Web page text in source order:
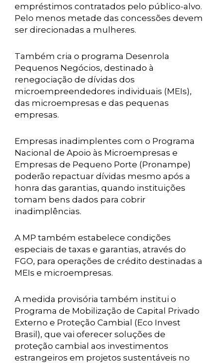
empréstimos contratados pelo público-alvo.
Pelo menos metade das concessões devem
ser direcionadas a mulheres.
Também cria o programa Desenrola
Pequenos Negócios, destinado à
renegociação de dívidas dos
microempreendedores individuais (MEIs),
das microempresas e das pequenas
empresas.
Empresas inadimplentes com o Programa
Nacional de Apoio às Microempresas e
Empresas de Pequeno Porte (Pronampe)
poderão repactuar dívidas mesmo após a
honra das garantias, quando instituições
tomam bens dados para cobrir
inadimplências.
A MP também estabelece condições
especiais de taxas e garantias, através do
FGO, para operações de crédito destinadas a
MEIs e microempresas.
A medida provisória também institui o
Programa de Mobilização de Capital Privado
Externo e Proteção Cambial (Eco Invest
Brasil), que vai oferecer soluções de
proteção cambial aos investimentos
estrangeiros em projetos sustentáveis no